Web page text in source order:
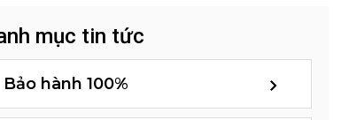
mục tin tức
Bảo hành 100%